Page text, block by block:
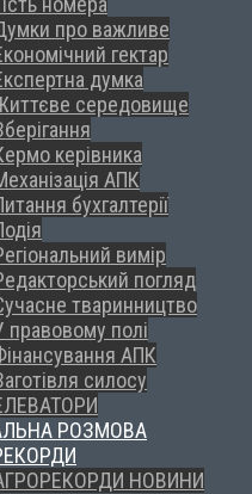
про важливе
гектар
думка
середовище
керівника
АПК
бухгалтерії
вимір
погляд
тваринництво
правовому полі
АПК
силосу
РОЗМОВА
НОВИНИ